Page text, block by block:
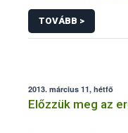
TOVÁBB >
2013. március 11, hétfő
Előzzük meg az